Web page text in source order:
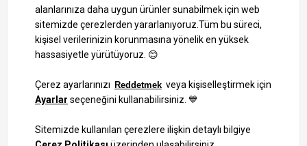
Bilgi Toplum Hizmetleri
KVKK Veri İşleme Politikamız